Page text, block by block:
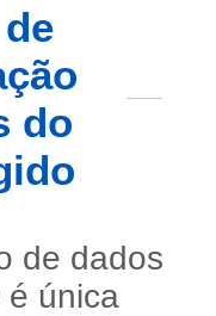
do
de dados
é única